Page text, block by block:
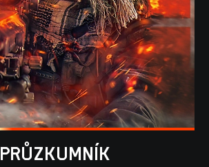
PRŮZKUMNÍK